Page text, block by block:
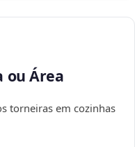
ou Área
torneiras em cozinhas